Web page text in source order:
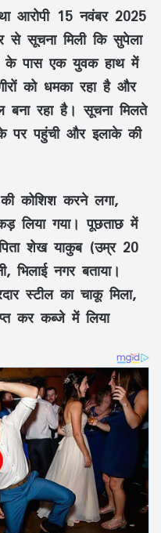
आरोपी 15 नवंबर 2025
सूचना मिली कि सुपेला
के पास एक युवक हाथ में
को धमका रहा है और
रहा है। सूचना मिलते
पर पहुंची और इलाके की
कोशिश करने लगा,
लिया गया। पूछताछ में
शेख याकुब (उम्र 20
भिलाई नगर बताया।
स्टील का चाकू मिला,
कर कब्जे में लिया